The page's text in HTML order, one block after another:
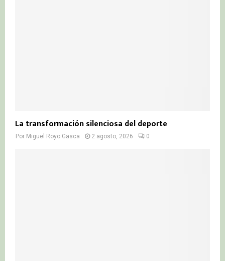
La transformación silenciosa del deporte
Por Miguel Royo Gasca 2 agosto, 2026 0